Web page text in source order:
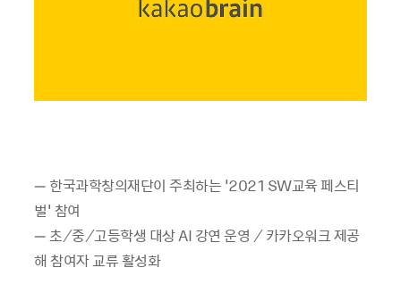
– 한국과학창의재단이 주최하는 '2021 SW교육 페스티
벌' 참여
– 초⁄중⁄고등학생 대상 AI 강연 운영 ⁄ 카카오워크 제공
해 참여자 교류 활성화